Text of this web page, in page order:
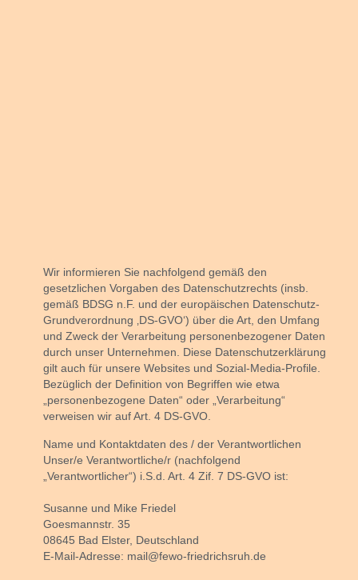
Wir informieren Sie nachfolgend gemäß den
gesetzlichen Vorgaben des Datenschutzrechts (insb.
gemäß BDSG n.F. und der europäischen Datenschutz-
Grundverordnung ‚DS-GVO‘) über die Art, den Umfang
und Zweck der Verarbeitung personenbezogener Daten
durch unser Unternehmen. Diese Datenschutzerklärung
gilt auch für unsere Websites und Sozial-Media-Profile.
Bezüglich der Definition von Begriffen wie etwa
„personenbezogene Daten“ oder „Verarbeitung“
verweisen wir auf Art. 4 DS-GVO.
Name und Kontaktdaten des / der Verantwortlichen
Unser/e Verantwortliche/r (nachfolgend
„Verantwortlicher“) i.S.d. Art. 4 Zif. 7 DS-GVO ist:
Susanne und Mike Friedel
Goesmannstr. 35
08645 Bad Elster, Deutschland
E-Mail-Adresse: mail@fewo-friedrichsruh.de